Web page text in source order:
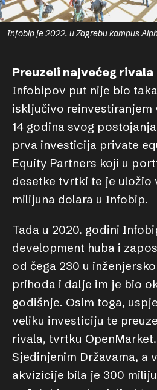
Infobip je 2022. u Zagrebu kampus
Preuzeli najvećeg rivala
Infobipov put nije bio
isključivo reinvestiranjem
14 godina svog
prva investicija private
Equity Partners koji u
desetke tvrtki te je uložio
milijuna dolara u Infobip.
Tada u 2020. godini
development huba i
od čega 230 u
prihoda i dalje im je bio
godišnje. Osim toga,
veliku investiciju te
rivala, tvrtku
Sjedinjenim Državama, a
akvizicije bila je 300